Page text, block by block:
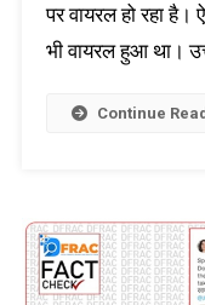
पर वायरल हो रहा
भी वायरल हुआ था।
Continue